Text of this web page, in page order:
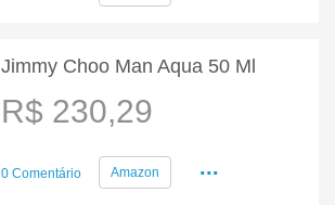
Jimmy Choo Man Aqua 50 Ml
R$ 230,29
0 Comentário Amazon ...